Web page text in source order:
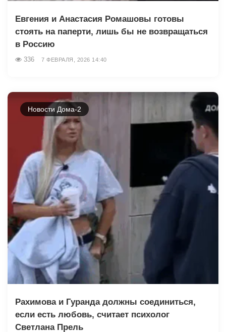
Евгения и Анастасия Ромашовы готовы
стоять на паперти, лишь бы не возвращаться
в Россию
336 7 ФЕВРАЛЯ, 2026 14:40
Новости Дома-2
Рахимова и Гуранда должны соединиться,
если есть любовь, считает психолог
Светлана Прель